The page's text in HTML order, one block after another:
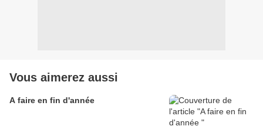
Vous aimerez aussi
A faire en fin d'année